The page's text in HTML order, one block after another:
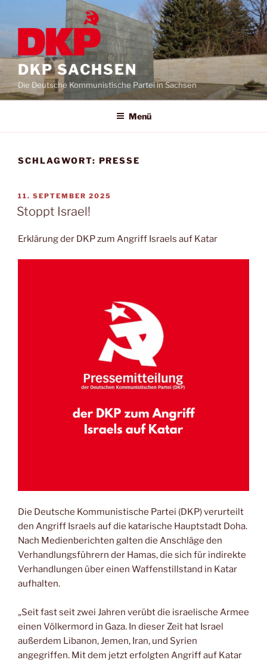
DKP SACHSEN
Die Deutsche Kommunistische Partei in Sachsen
Menü
SCHLAGWORT: PRESSE
11. SEPTEMBER 2025
Stoppt Israel!
Erklärung der DKP zum Angriff Israels auf Katar
Die Deutsche Kommunistische Partei (DKP) verurteilt
den Angriff Israels auf die katarische Hauptstadt Doha.
Nach Medienberichten galten die Anschläge den
Verhandlungsführern der Hamas, die sich für indirekte
Verhandlungen über einen Waffenstillstand in Katar
aufhalten.
„Seit fast seit zwei Jahren verübt die israelische Armee
einen Völkermord in Gaza. In dieser Zeit hat Israel
außerdem Libanon, Jemen, Iran, und Syrien
angegriffen. Mit dem jetzt erfolgten Angriff auf Katar